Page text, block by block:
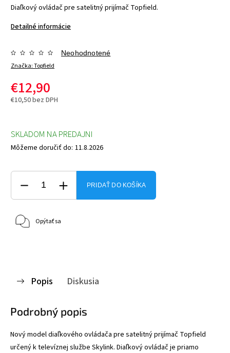
Diaľkový ovládač pre satelitný prijímač Topfield.
Detailné informácie
Značka:Topfield
Neohodnotené
€12,90
€10,50 bez DPH
SKLADOM NA PREDAJNI
Môžeme doručiť do: 11.8.2026
PRIDAŤ DO KOŠÍKA
Opýtať sa
Popis Diskusia
Podrobný popis
Nový model diaľkového ovládača pre satelitný prijímač Topfield
určený k televíznej službe Skylink. Diaľkový ovládač je priamo